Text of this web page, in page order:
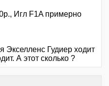
Игл F1A примерно
Экселленс Гудиер ходит
А этот сколько ?